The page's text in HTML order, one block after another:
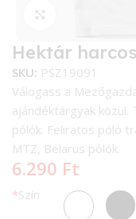
Hektár
SKU: PSZ19091
Válogass a
ajándéktárgyak
pólók. Feliratos póló
MTZ, Belarus pólók.
6.290 Ft
*Szín